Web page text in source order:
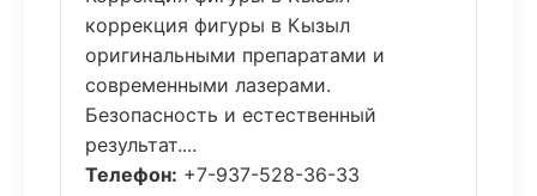
коррекция фигуры в Кызыл
оригинальными препаратами и
современными лазерами.
Безопасность и естественный
результат....
Телефон: +7-937-528-36-33